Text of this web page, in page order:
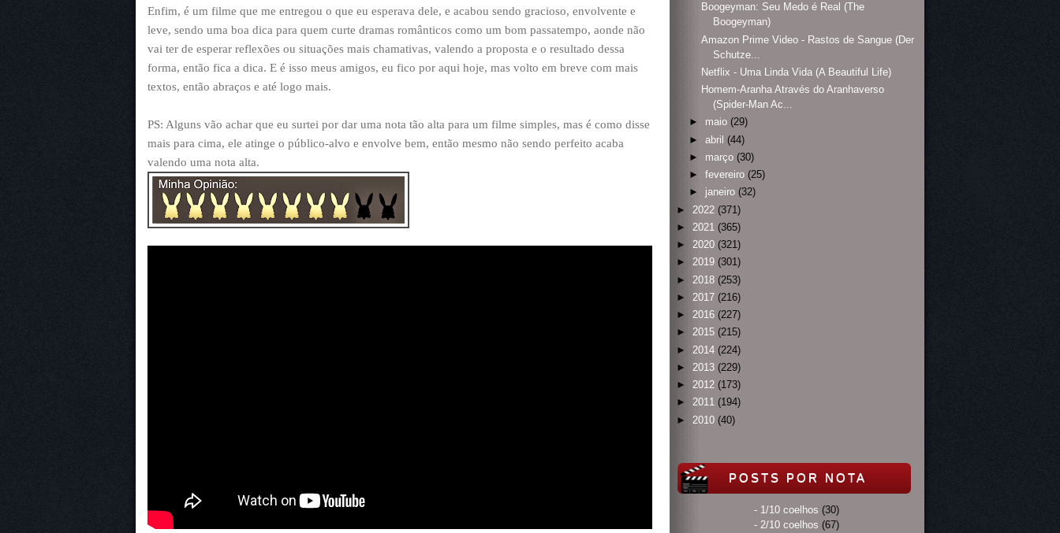
Enfim, é um filme que me entregou o que eu esperava dele, e acabou sendo gracioso, envolvente e
leve, sendo uma boa dica para quem curte dramas românticos como um bom passatempo, aonde não
vai ter de esperar reflexões ou situações mais chamativas, valendo a proposta e o resultado dessa
forma, então fica a dica. E é isso meus amigos, eu fico por aqui hoje, mas volto em breve com mais
textos, então abraços e até logo mais.
PS: Alguns vão achar que eu surtei por dar uma nota tão alta para um filme simples, mas é como disse
mais para cima, ele atinge o público-alvo e envolve bem, então mesmo não sendo perfeito acaba
valendo uma nota alta.
Boogeyman: Seu Medo é Real (The
Boogeyman)
Amazon Prime Video - Rastos de Sangue (Der
Schutze...
Netflix - Uma Linda Vida (A Beautiful Life)
Homem-Aranha Através do Aranhaverso
(Spider-Man Ac...
► maio (29)
► abril (44)
► março (30)
► fevereiro (25)
► janeiro (32)
► 2022 (371)
► 2021 (365)
► 2020 (321)
► 2019 (301)
► 2018 (253)
► 2017 (216)
► 2016 (227)
► 2015 (215)
► 2014 (224)
► 2013 (229)
► 2012 (173)
► 2011 (194)
► 2010 (40)
POSTS POR NOTA
- 1/10 coelhos (30)
- 2/10 coelhos (67)